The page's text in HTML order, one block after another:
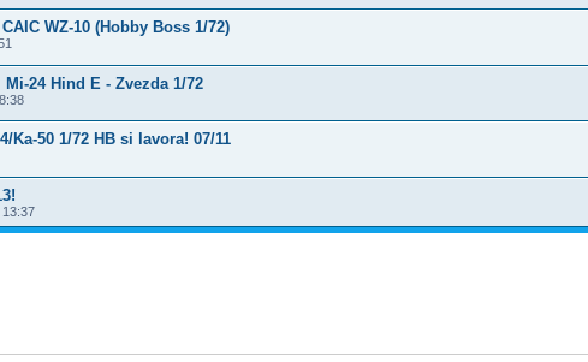
WZ-10 (Hobby Boss 1/72)
24 Hind E - Zvezda 1/72
Ka-50 1/72 HB si lavora! 07/11